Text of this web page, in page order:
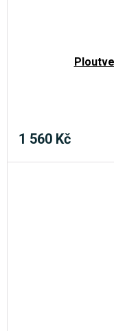
1 560 Kč